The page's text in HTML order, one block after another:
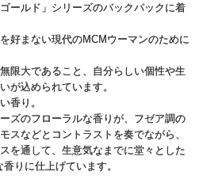
ールド」シリーズのバックパックに着
好まない現代のMCMウーマンのために
限大であること、自分らしい個性や生
が込められています。
香り。
ズのフローラルな香りが、フゼア調の
スなどとコントラストを奏でながら、
を通して、生意気なまでに堂々とした
りに仕上げています。